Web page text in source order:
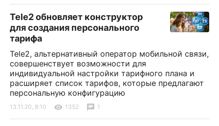
Tele2 обновляет конструктор
для создания персонального
тарифа
Tele2, альтернативный оператор мобильной связи,
совершенствует возможности для
индивидуальной настройки тарифного плана и
расширяет список тарифов, которые предлагают
персональную конфигурацию
13.11.20, 8:10 1352 1